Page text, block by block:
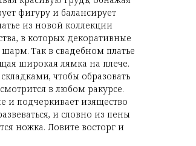
фигуру и балансирует
из новой коллекции
в которых декоративные
Так в свадебном платье
широкая лямка на плече.
чтобы образовать
в любом ракурсе.
и подчеркивает изящество
и словно из пены
ножка. Ловите восторг и